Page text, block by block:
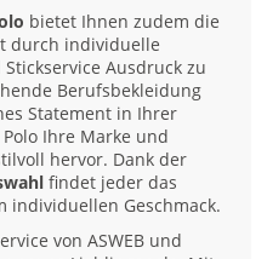
bietet Ihnen zudem die
durch individuelle
Ausdruck zu
Berufsbekleidung
Statement in Ihrer
Ihre Marke und
hervor. Dank der
findet jeder das
individuellen Geschmack.
von ASWEB und